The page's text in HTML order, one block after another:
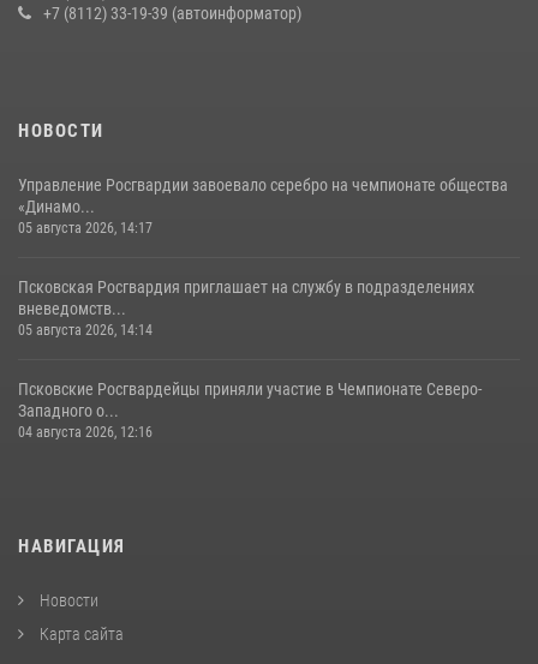
30 июля 2026, 05:10 3
22 июля 2026, 10:19
+7 (8112) 33-19-39 (автоинформатор)
НОВОСТИ
Управление Росгвардии завоевало серебро на чемпионате общества
«Динамо...
05 августа 2026, 14:17
Псковская Росгвардия приглашает на службу в подразделениях
вневедомств...
05 августа 2026, 14:14
Псковские Росгвардейцы приняли участие в Чемпионате Северо-
Западного о...
04 августа 2026, 12:16
НАВИГАЦИЯ
Новости
Карта сайта